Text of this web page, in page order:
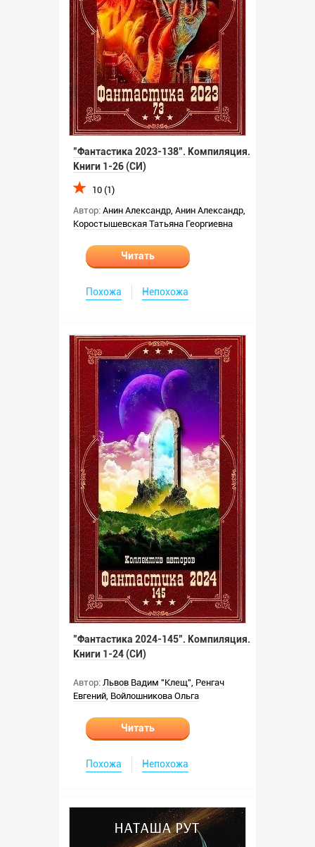
"Фантастика 2023-138". Компиляция.
Книги 1-26 (СИ)
10 (1)
Автор: Анин Александр, Анин Александр,
Коростышевская Татьяна Георгиевна
Читать
Похожа Непохожа
"Фантастика 2024-145". Компиляция.
Книги 1-24 (СИ)
Автор: Львов Вадим "Клещ", Ренгач
Евгений, Войлошникова Ольга
Читать
Похожа Непохожа